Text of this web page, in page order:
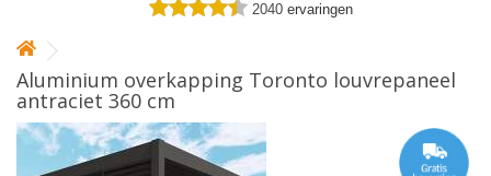
2040 ervaringen
Aluminium overkapping Toronto louvrepaneel
antraciet 360 cm